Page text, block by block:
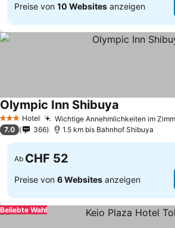
Preise von 10 Websites anzeigen
3 SterneHotel Wichtige Annehmlichkeiten im
Olympic Inn Shibuya
7.0 366 1.5 km bis Bahnhof Shibuya
Ab CHF 52
Preise von 6 Websites anzeigen
Beliebte Wahl